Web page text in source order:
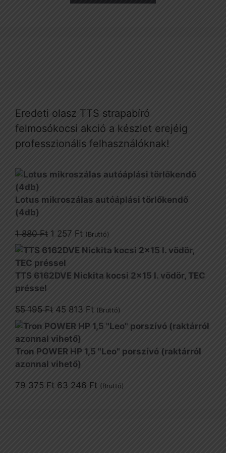
Eredeti olasz TTS strapabíró
felmosókocsi akció a készlet erejéig
professzionális felhasználóknak!
Lotus mikroszálas autóáplási törlőkendő
(4db)
1 880Ft Original
price
was:
1
1 257 Ft Current
price
(Bruttó)
TTS 6162DVE Nickita kocsi 2x15 l. vödör, TEC
préssel
55 195Ft Original
price
was:
55
195 Ft.
45 813 FtCurrent
price
is:
45
(Bruttó)
Tron POWER HP 1,5 "Leo" porszívó (raktárról
azonnal vihető)
79 375Ft Original
63 246 Ft Current
(Bruttó)